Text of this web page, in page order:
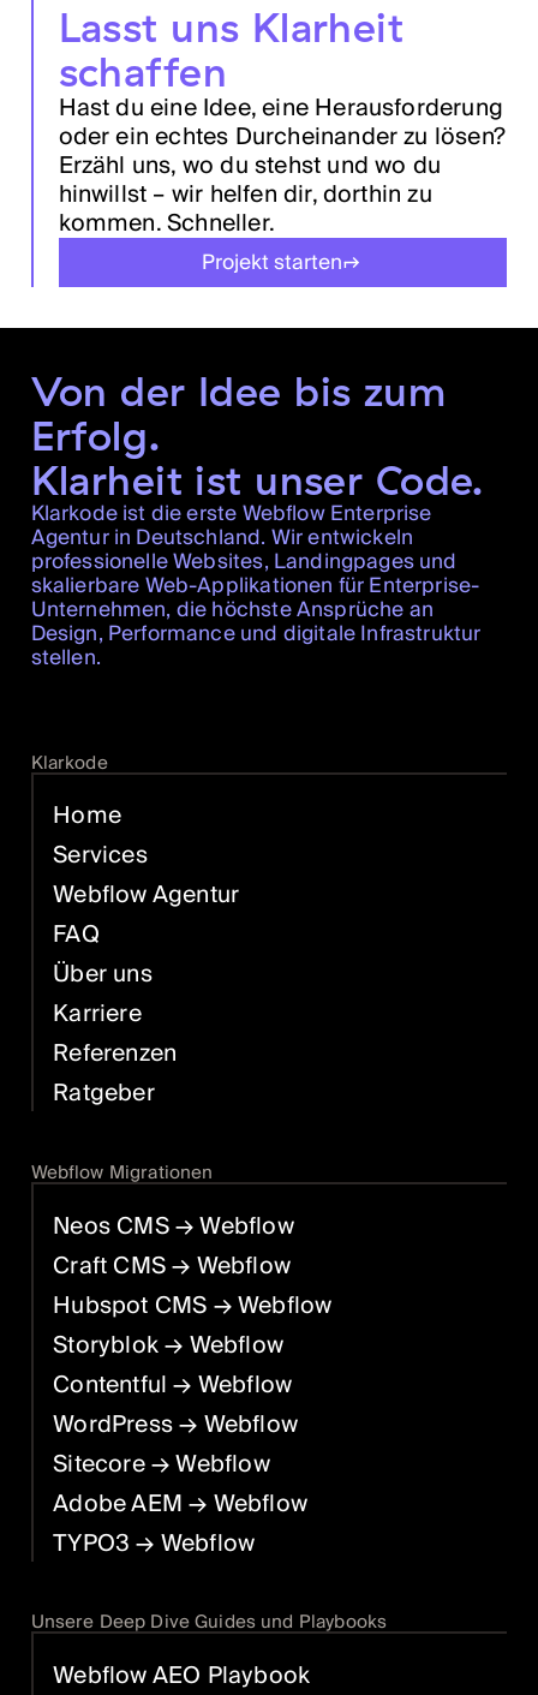
Lasst uns Klarheit
schaffen
Hast du eine Idee, eine Herausforderung
oder ein echtes Durcheinander zu lösen?
Erzähl uns, wo du stehst und wo du
hinwillst – wir helfen dir, dorthin zu
kommen. Schneller.
Projekt starten
Von der Idee bis zum
Erfolg.
Klarheit ist unser Code.
Klarkode ist die erste Webflow Enterprise
Agentur in Deutschland. Wir entwickeln
professionelle Websites, Landingpages und
skalierbare Web-Applikationen für Enterprise-
Unternehmen, die höchste Ansprüche an
Design, Performance und digitale Infrastruktur
stellen.
Klarkode
Home
Services
Webflow Agentur
FAQ
Über uns
Karriere
Referenzen
Ratgeber
Webflow Migrationen
Neos CMS→ Webflow
Craft CMS→ Webflow
Hubspot CMS→ Webflow
Storyblok→ Webflow
Contentful→ Webflow
WordPress→ Webflow
Sitecore→ Webflow
Adobe AEM→ Webflow
TYPO3→ Webflow
Unsere Deep Dive Guides und Playbooks
Webflow AEO Playbook